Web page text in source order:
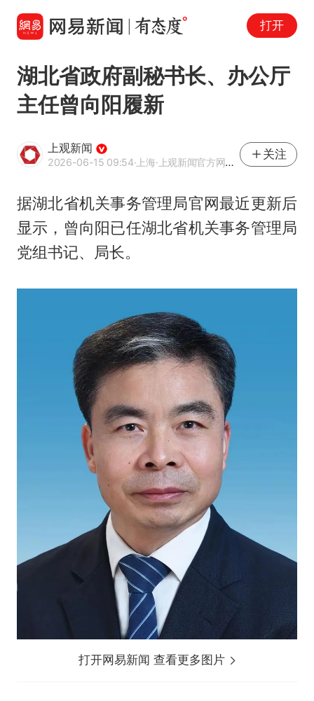
打开
湖北省政府副秘书长、办公厅
主任曾向阳履新
上观新闻
2026-06-15 09:54·上海·上观新闻官方网易号
关注
据湖北省机关事务管理局官网最近更新后
显示，曾向阳已任湖北省机关事务管理局
党组书记、局长。
打开网易新闻 查看更多图片